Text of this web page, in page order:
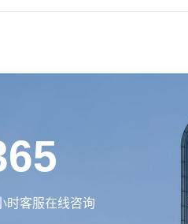
时客服在线咨询